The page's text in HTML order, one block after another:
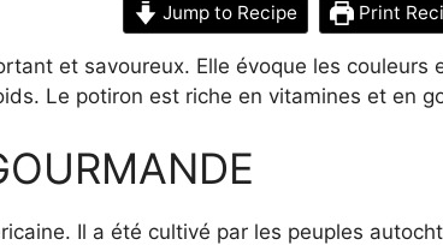
Jump to Recipe Print
et savoureux. Elle évoque les couleurs
Le potiron est riche en vitamines et en
Il a été cultivé par les peuples